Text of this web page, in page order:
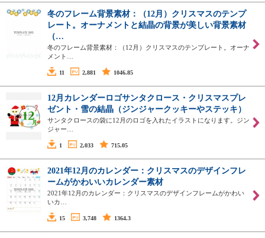
冬のフレーム背景素材：（12月）クリスマスのテンプ
レート。オーナメントと結晶の背景が美しい背景素材
（…
冬のフレーム背景素材：（12月）クリスマスのテンプレート。オーナ
メント…
11 2,881 1046.85
12月カレンダーロゴサンタクロース・クリスマスプレ
ゼント・雪の結晶（ジンジャークッキーやステッキ）
サンタクロースの袋に12月のロゴを入れたイラストになります。ジン
ジャー…
1 2,033 715.05
2021年12月のカレンダー：クリスマスのデザインフレ
ームがかわいいカレンダー素材
2021年12月のカレンダー：クリスマスのデザインフレームがかわい
いカ…
15 3,748 1364.3